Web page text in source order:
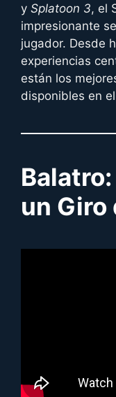
y Splatoon 3, el
impresionante
jugador. Desde
experiencias
están los
disponibles en
un Giro